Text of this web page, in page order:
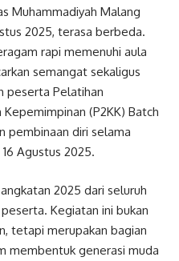
Muhammadiyah Malang
2025, terasa berbeda.
rapi memenuhi aula
semangat sekaligus
peserta Pelatihan
(P2KK) Batch
pembinaan diri selama
Agustus 2025.
2025 dari seluruh
Kegiatan ini bukan
tetapi merupakan bagian
membentuk generasi muda